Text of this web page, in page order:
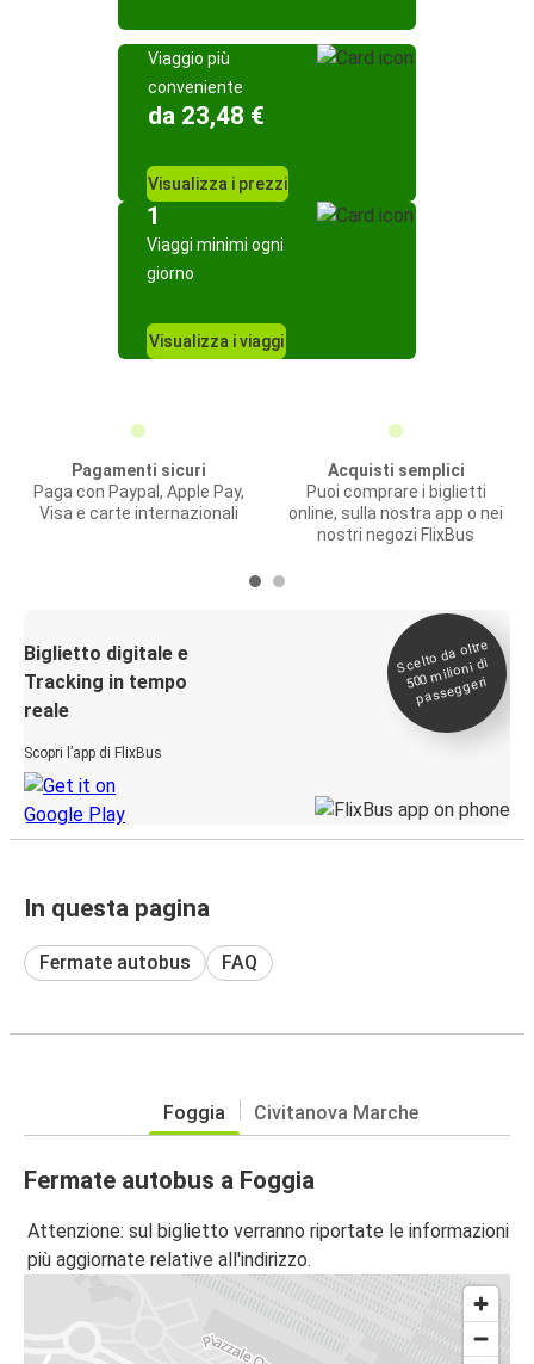
Viaggio più
conveniente
da 23,48 €
Visualizza i prezzi
1
Viaggi minimi ogni
giorno
Visualizza i viaggi
Pagamenti sicuri
Paga con Paypal, Apple Pay,
Visa e carte internazionali
Acquisti semplici
Puoi comprare i biglietti
online, sulla nostra app o nei
nostri negozi FlixBus
Biglietto digitale e
Tracking in tempo
reale
Scopri l’app di FlixBus
Scelto da oltre
500
milioni di
passeggeri
In questa pagina
Fermate autobus FAQ
Foggia Civitanova Marche
Fermate autobus a Foggia
Attenzione: sul biglietto verranno riportate le informazioni
più aggiornate relative all'indirizzo.